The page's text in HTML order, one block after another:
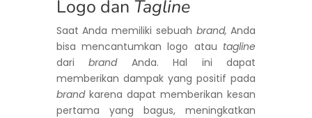
Logo dan Tagline
Saat Anda memiliki sebuah brand, Anda
bisa mencantumkan logo atau tagline
daribrandAnda. Hal ini dapat
memberikan dampak yang positif pada
brandkarena dapat memberikan kesan
pertama yang bagus, meningkatkan